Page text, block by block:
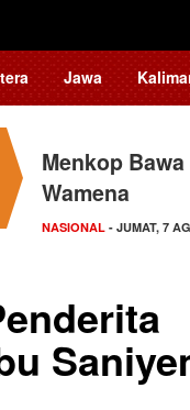
Jawa
Menkop
Wamena
NASIONAL - JUMAT, 7
Tingkatkan
Teknologi…
NASIONAL - JUMAT, 7